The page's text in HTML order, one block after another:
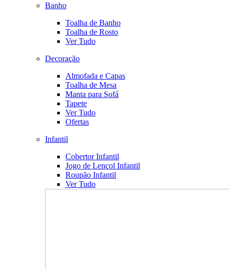
Banho
Toalha de Banho
Toalha de Rosto
Ver Tudo
Decoração
Almofada e Capas
Toalha de Mesa
Manta para Sofá
Tapete
Ver Tudo
Ofertas
Infantil
Cobertor Infantil
Jogo de Lençol Infantil
Roupão Infantil
Ver Tudo